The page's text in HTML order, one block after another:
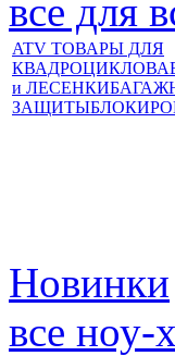
все для
ATV ТОВАРЫ ДЛЯ
КВАДРОЦИКЛОВ
и ЛЕСЕНКИ
ЗАЩИТЫ
Новинки
все ноу-